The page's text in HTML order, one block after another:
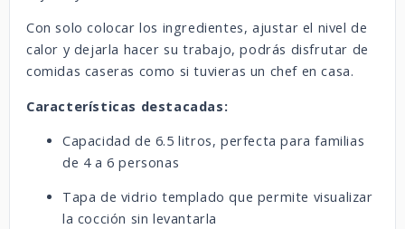
Con solo colocar los ingredientes, ajustar el nivel de
calor y dejarla hacer su trabajo, podrás disfrutar de
comidas caseras como si tuvieras un chef en casa.
Características destacadas:
Capacidad de 6.5 litros, perfecta para familias
de 4 a 6 personas
Tapa de vidrio templado que permite visualizar
la cocción sin levantarla